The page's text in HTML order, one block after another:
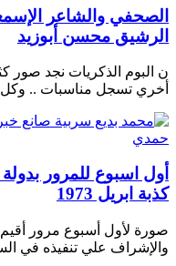
الصحفي والشاعر
الرشيق محسن أبوزيد
ن البوم الذكريات نجد
أخري تسجل مناسبات .. وكل
أول اسبوع للمرور
كذبة ابريل 1973
صورة لأول أسبوع مرور
والإشراف علي تنفيذه في